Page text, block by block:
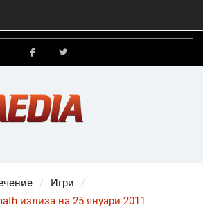
Игри
излиза на 25 януари 2011